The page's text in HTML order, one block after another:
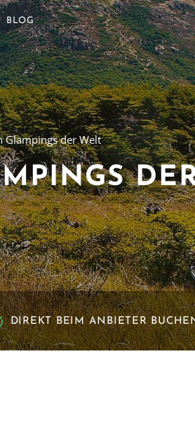
BLOG
Glampings der Welt
DIREKT BEIM ANBIETER